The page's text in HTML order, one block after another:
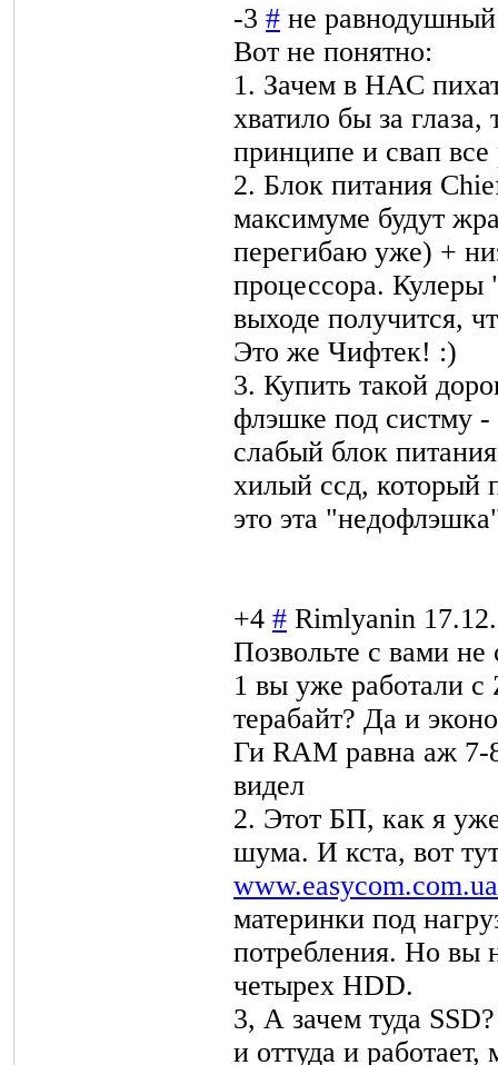
-3 # не равнодушный
Вот не понятно:
1. Зачем в НАС
хватило бы за
принципе и свап все
2. Блок питания
максимуме будут
перегибаю уже) +
процессора.
выходе получится,
Это же Чифтек! :)
3. Купить такой
флэшке под систму -
слабый блок
хилый ссд, который
это эта
+4 # Rimlyanin
Позвольте с вами не
1 вы уже работали
терабайт? Да и
Ги RAM равна аж 7-
видел
2. Этот БП, как я
шума. И кста, вот
материнки под
потребления. Но вы
четырех HDD.
3, А зачем туда
и оттуда и